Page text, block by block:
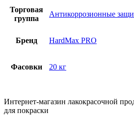
Торговая
группа
Антикоррозионные
Бренд HardMax PRO
Фасовки 20 кг
Интернет-магазин лакокрасочной
для покраски